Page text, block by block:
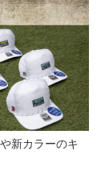
新カラーのキ